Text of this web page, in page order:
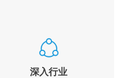
深入行业